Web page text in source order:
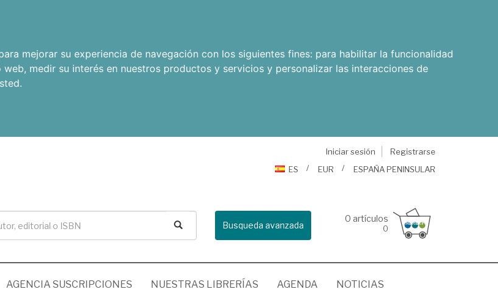
mejorar su experiencia de navegación con los siguientes fines: para habilitar la funcionalidad
web, medir su interés en nuestros productos y servicios y personalizar las interacciones de
.
Iniciar sesión
Registrarse
ES
EUR ESPAÑA PENINSULAR
Busqueda avanzada
0 artículos
0
AGENCIA SUSCRIPCIONES NUESTRAS LIBRERÍAS AGENDA NOTICIAS